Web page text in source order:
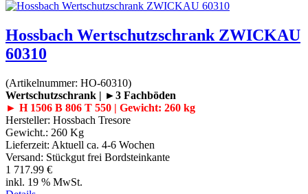
Hossbach Wertschutzschrank ZWICKAU
60310
(Artikelnummer: HO-60310)
Wertschutzschrank | ►3 Fachböden
► H 1506 B 806 T 550 | Gewicht: 260 kg
Hersteller: Hossbach Tresore
Gewicht.: 260 Kg
Lieferzeit: Aktuell ca. 4-6 Wochen
Versand: Stückgut frei Bordsteinkante
1 717.99 €
inkl. 19 % MwSt.